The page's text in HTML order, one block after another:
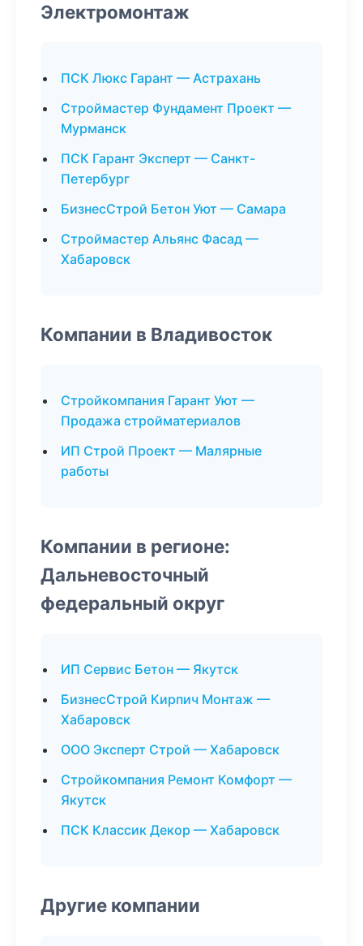
Электромонтаж
ПСК Люкс Гарант — Астрахань
Строймастер Фундамент Проект —
Мурманск
ПСК Гарант Эксперт — Санкт-
Петербург
БизнесСтрой Бетон Уют — Самара
Строймастер Альянс Фасад —
Хабаровск
Компании в Владивосток
Стройкомпания Гарант Уют —
Продажа стройматериалов
ИП Строй Проект — Малярные
работы
Компании в регионе:
Дальневосточный
федеральный округ
ИП Сервис Бетон — Якутск
БизнесСтрой Кирпич Монтаж —
Хабаровск
ООО Эксперт Строй — Хабаровск
Стройкомпания Ремонт Комфорт —
Якутск
ПСК Классик Декор — Хабаровск
Другие компании